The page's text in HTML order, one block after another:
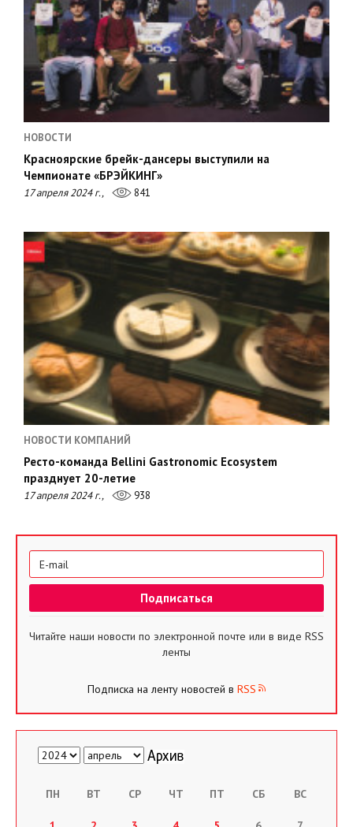
НОВОСТИ
Красноярские брейк-дансеры выступили на
Чемпионате «БРЭЙКИНГ»
17 апреля 2024 г., 841
НОВОСТИ КОМПАНИЙ
Ресто-команда Bellini Gastronomic Ecosystem
празднует 20-летие
17 апреля 2024 г., 938
Читайте наши новости по электронной почте или в виде RSS
ленты
Подписка на ленту новостей в RSS
ПН ВТ СР ЧТ ПТ СБ ВС